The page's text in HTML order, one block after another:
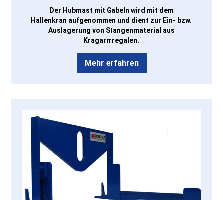
Der Hubmast mit Gabeln wird mit dem
Hallenkran aufgenommen und dient zur Ein- bzw.
Auslagerung von Stangenmaterial aus
Kragarmregalen.
Mehr erfahren